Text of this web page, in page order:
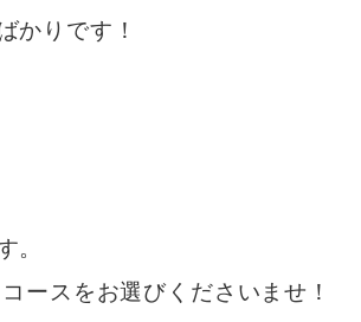
かりです！
。
ースをお選びくださいませ！